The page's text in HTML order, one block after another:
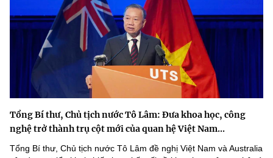
Tổng Bí thư, Chủ tịch nước Tô Lâm: Đưa khoa học, công
nghệ trở thành trụ cột mới của quan hệ Việt Nam...
Tổng Bí thư, Chủ tịch nước Tô Lâm đề nghị Việt Nam và Australia